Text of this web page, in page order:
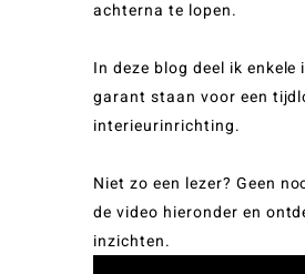
achterna te lopen.
In deze blog deel ik enkele
garant staan voor een
interieurinrichting.
Niet zo een lezer? Geen
de video hieronder en
inzichten.